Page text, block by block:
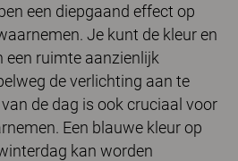
een diepgaand effect op
Je kunt de kleur en
een ruimte aanzienlijk
de verlichting aan te
de dag is ook cruciaal voor
Een blauwe kleur op
kan worden